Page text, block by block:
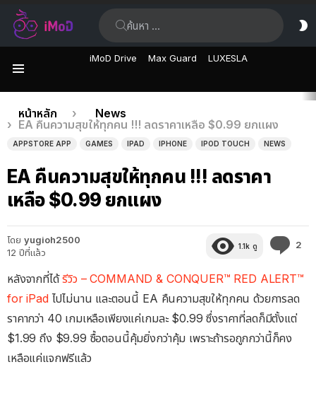
iMoD Drive Max Guard LUXESLA
เรื่อง
ล่าสุด
คุณอยู่ที่นี่:
หน้าหลัก
News
EA คืนความสุขให้ทุกคน !!! ลดราคาเหลือ $0.99 ยกแผง
APPSTORE APP GAMES IPAD IPHONE IPOD TOUCH NEWS
EA คืนความสุขให้ทุกคน !!! ลดราคา
เหลือ $0.99 ยกแผง
โดย yugioh2500
12 ปีที่แล้ว
1.1k ดู 2
หลังจากที่ได้รีวิว – COMMAND & CONQUER™ RED ALERT™
for iPadไปไม่นาน และตอนนี้ EA คืนความสุขให้ทุกคน ด้วยการลด
ราคากว่า 40 เกมเหลือเพียงแค่เกมละ $0.99 ซึ่งราคาที่ลดก็มีตั้งแต่
$1.99 ถึง $9.99 ซื้อตอนนี้คุ้มยิ่งกว่าคุ้ม เพราะถ้ารอถูกกว่านี้ก็คง
เหลือแค่แจกฟรีแล้ว